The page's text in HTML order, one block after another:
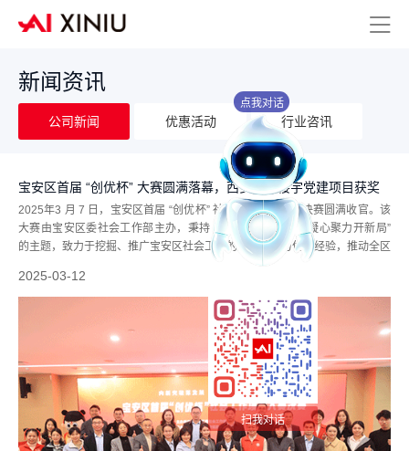
新闻资讯
公司新闻 优惠活动 行业咨讯
宝安区首届 “创优杯” 大赛圆满落幕，西乡街道楼宇党建项目获奖
2025年3 月 7 日，宝安区首届 “创优杯” 社会工作项目大赛决赛圆满收官。该
大赛由宝安区委社会工作部主办，秉持 “向新突破谋发展，凝心聚力开新局”
的主题，致力于挖掘、推广宝安区社会工作的创新实践与优秀经验，推动全区
社会工作迈向高质量发展新阶段。自 2024 年 11 月启动，大赛吸引了全区各
街...
2025-03-12
点我对话
扫我对话